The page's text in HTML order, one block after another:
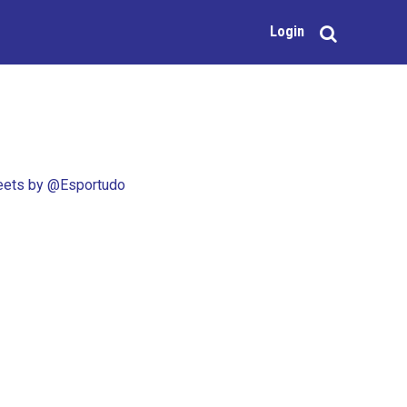
Login
by @Esportudo